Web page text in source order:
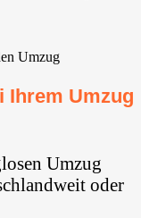
Ihrem Umzug
Umzug
oder